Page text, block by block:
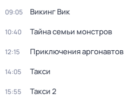
09:05 Викинг Вик
10:40 Тайна семьи монстров
12:15 Приключения аргонавтов
14:05 Такси
15:55 Такси 2